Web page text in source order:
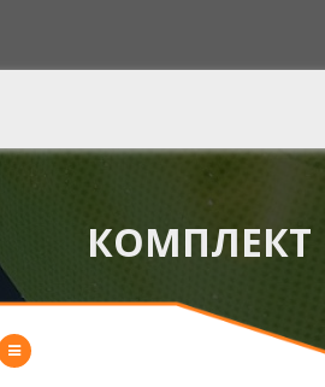
КОМПЛЕКТ